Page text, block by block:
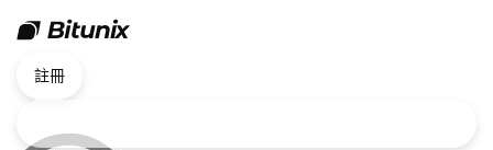
註冊